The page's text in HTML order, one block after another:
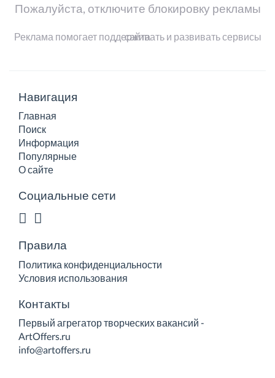
Пожалуйста, отключите блокировку рекламы
Реклама помогает поддерживать и развивать сервисы сайта
Навигация
Главная
Поиск
Информация
Популярные
О сайте
Социальные сети
Правила
Политика конфиденциальности
Условия использования
Контакты
Первый агрегатор творческих вакансий -
ArtOffers.ru
info@artoffers.ru